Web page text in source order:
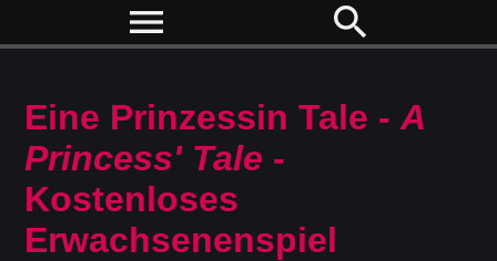
menu search
Eine Prinzessin Tale -A
Princess' Tale -
Kostenloses
Erwachsenenspiel